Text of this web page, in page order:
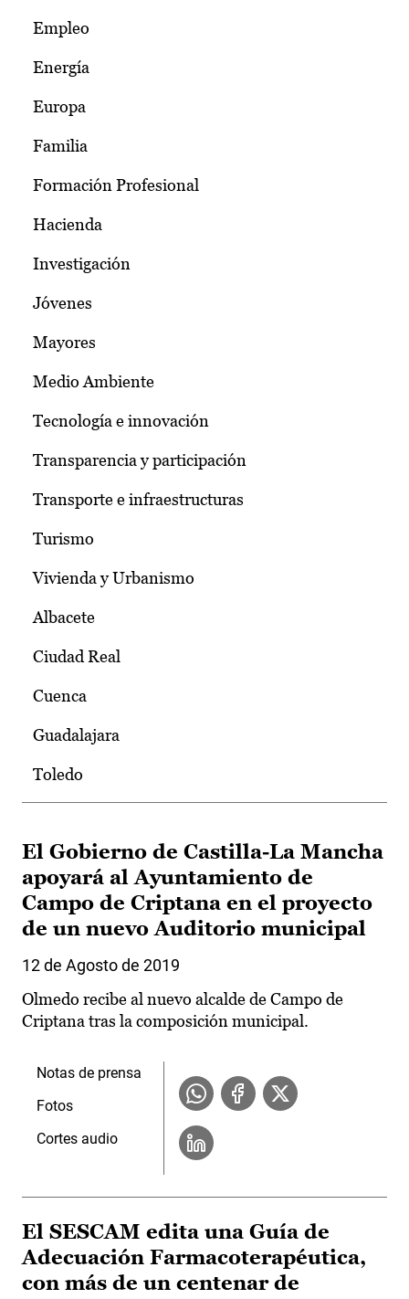
Empleo
Energía
Europa
Familia
Formación Profesional
Hacienda
Investigación
Jóvenes
Mayores
Medio Ambiente
Tecnología e innovación
Transparencia y participación
Transporte e infraestructuras
Turismo
Vivienda y Urbanismo
Albacete
Ciudad Real
Cuenca
Guadalajara
Toledo
El Gobierno de Castilla-La Mancha
apoyará al Ayuntamiento de
Campo de Criptana en el proyecto
de un nuevo Auditorio municipal
12 de Agosto de 2019
Olmedo recibe al nuevo alcalde de Campo de
Criptana tras la composición municipal.
Notas de prensa
Fotos
Cortes audio
El SESCAM edita una Guía de
Adecuación Farmacoterapéutica,
con más de un centenar de